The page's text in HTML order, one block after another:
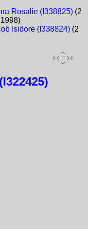
Rosalie (I338825)(2
Isidore (I338824)(2